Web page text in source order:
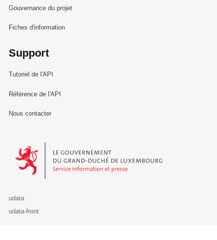
La première version signée le 28/06/2021
Gouvernance du projet
Fiches d'information
Support
Tutoriel de l'API
Référence de l'API
Nous contacter
Le Gouvernement du Grand-Duché de Luxembourg - Service
udata
udata-front